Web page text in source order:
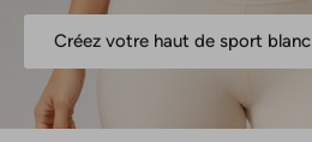
Créez votre haut de sport blanc